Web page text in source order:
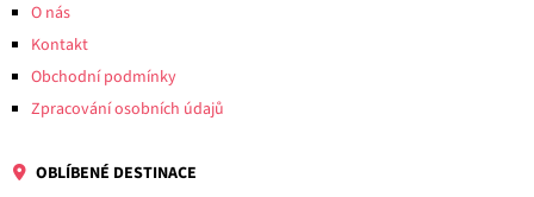
O nás
Kontakt
Obchodní podmínky
Zpracování osobních údajů
OBLÍBENÉ DESTINACE